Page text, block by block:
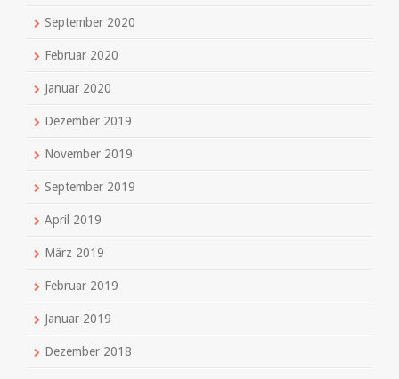
September 2020
Februar 2020
Januar 2020
Dezember 2019
November 2019
September 2019
April 2019
März 2019
Februar 2019
Januar 2019
Dezember 2018